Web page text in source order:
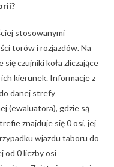
stosowanymi
torów i rozjazdów. Na
czujniki koła zliczające
kierunek. Informacje z
danej strefy
(ewaluatora), gdzie są
znajduje się 0 osi, jej
wjazdu taboru do
od 0 liczby osi